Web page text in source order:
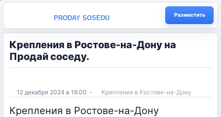
PRODAY SOSEDU Разместить
Крепления в Ростове-на-Дону на
Продай соседу.
12 декабря 2024 в 16:00 - Крепления в Ростове-на-Дону
Крепления в Ростове-на-Дону